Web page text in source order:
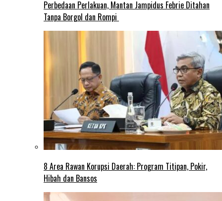
Perbedaan Perlakuan, Mantan Jampidus Febrie Ditahan
Tanpa Borgol dan Rompi
8 Area Rawan Korupsi Daerah: Program Titipan, Pokir,
Hibah dan Bansos